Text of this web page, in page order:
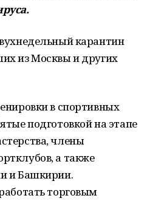
карантин
из Москвы и других
в спортивных
подготовкой на этапе
члены
а также
и Башкирии.
торговым